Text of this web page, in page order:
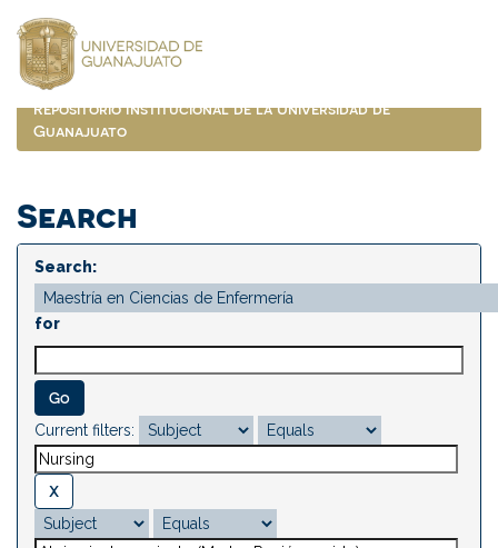
navigation
Repositorio Institucional de la Universidad de
Guanajuato
Search
Search:
for
Current filters: